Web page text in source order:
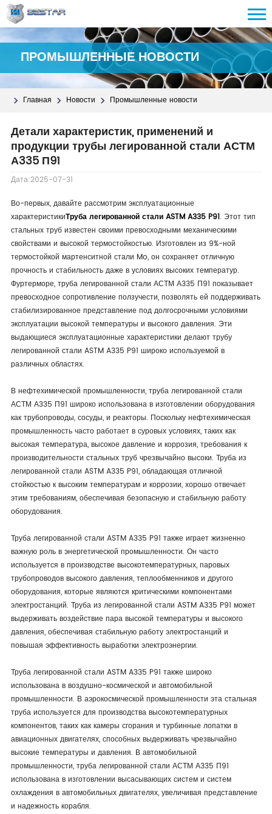
ПРОМЫШЛЕННЫЕ НОВОСТИ
Главная Новости Промышленные новости
Детали характеристик, применений и
продукции трубы легированной стали АСТМ
А335 П91
Дата:2025-07-31
Во-первых, давайте рассмотрим эксплуатационные
характеристикиТруба легированной стали ASTM A335 P91. Этот тип
стальных труб известен своими превосходными механическими
свойствами и высокой термостойкостью. Изготовлен из 9%-ной
термостойкой мартенситной стали Mo, он сохраняет отличную
прочность и стабильность даже в условиях высоких температур.
Фуртерморе, труба легированной стали АСТМ А335 П91 показывает
превосходное сопротивление ползучести, позволять ей поддерживать
стабилизированное представление под долгосрочными условиями
эксплуатации высокой температуры и высокого давления. Эти
выдающиеся эксплуатационные характеристики делают трубу
легированной стали ASTM A335 P91 широко используемой в
различных областях.
В нефтехимической промышленности, труба легированной стали
АСТМ А335 П91 широко использована в изготовлении оборудования
как трубопроводы, сосуды, и реакторы. Поскольку нефтехимическая
промышленность часто работает в суровых условиях, таких как
высокая температура, высокое давление и коррозия, требования к
производительности стальных труб чрезвычайно высоки. Труба из
легированной стали ASTM A335 P91, обладающая отличной
стойкостью к высоким температурам и коррозии, хорошо отвечает
этим требованиям, обеспечивая безопасную и стабильную работу
оборудования.
Труба легированной стали ASTM A335 P91 также играет жизненно
важную роль в энергетической промышленности. Он часто
используется в производстве высокотемпературных, паровых
трубопроводов высокого давления, теплообменников и другого
оборудования, которые являются критическими компонентами
электростанций. Труба из легированной стали ASTM A335 P91 может
выдерживать воздействие пара высокой температуры и высокого
давления, обеспечивая стабильную работу электростанций и
повышая эффективность выработки электроэнергии.
Труба легированной стали ASTM A335 P91 также широко
использована в воздушно-космической и автомобильной
промышленности. В аэрокосмической промышленности эта стальная
труба используется для производства высокотемпературных
компонентов, таких как камеры сгорания и турбинные лопатки в
авиационных двигателях, способных выдерживать чрезвычайно
высокие температуры и давления. В автомобильной
промышленности, труба легированной стали АСТМ А335 П91
использована в изготовлении высасывающих систем и систем
охлаждения в автомобильных двигателях, увеличивая представление
и надежность корабля.